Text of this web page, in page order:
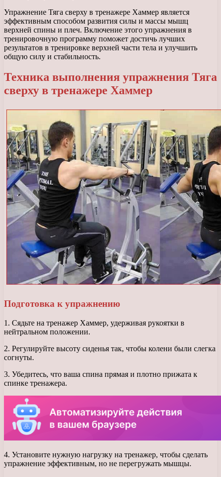
Упражнение Тяга сверху в тренажере Хаммер является
эффективным способом развития силы и массы мышц
верхней спины и плеч. Включение этого упражнения в
тренировочную программу поможет достичь лучших
результатов в тренировке верхней части тела и улучшить
общую силу и стабильность.
Техника выполнения упражнения Тяга
сверху в тренажере Хаммер
Подготовка к упражнению
1. Сядьте на тренажер Хаммер, удерживая рукоятки в
нейтральном положении.
2. Регулируйте высоту сиденья так, чтобы колени были слегка
согнуты.
3. Убедитесь, что ваша спина прямая и плотно прижата к
спинке тренажера.
4. Установите нужную нагрузку на тренажер, чтобы сделать
упражнение эффективным, но не перегружать мышцы.